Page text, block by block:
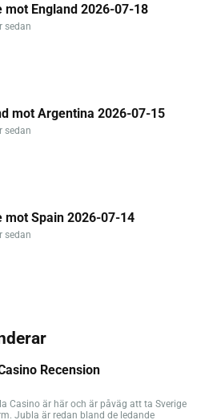
mot England 2026-07-18
sedan
mot Argentina 2026-07-15
sedan
mot Spain 2026-07-14
sedan
Recension
Casino är här och är påväg att ta Sverige
Jubla är redan bland de ledande